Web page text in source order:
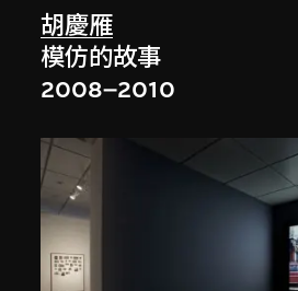
胡慶雁
模仿的故事
2008–2010